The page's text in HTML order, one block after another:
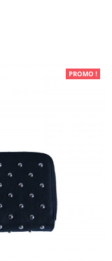
MaroquineriePROMO !